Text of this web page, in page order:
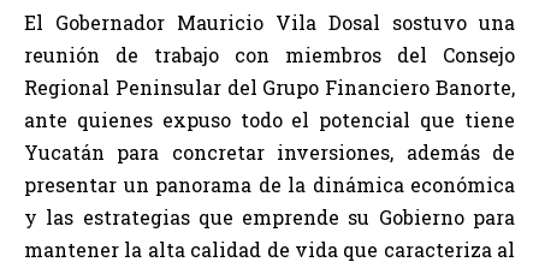
El Gobernador Mauricio Vila Dosal sostuvo una
reunión de trabajo con miembros del Consejo
Regional Peninsular del Grupo Financiero Banorte,
ante quienes expuso todo el potencial que tiene
Yucatán para concretar inversiones, además de
presentar un panorama de la dinámica económica
y las estrategias que emprende su Gobierno para
mantener la alta calidad de vida que caracteriza al